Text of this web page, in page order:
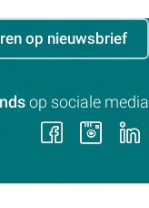
op nieuwsbrief
op sociale media
Volg
op op